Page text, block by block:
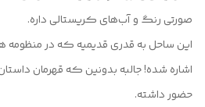
صورتی رنگ و آب‌های کریستالی داره.
این ساحل به قدری قدیمیه که در منظومه
اشاره شده! جالبه بدونین که قهرمان
حضور داشته.